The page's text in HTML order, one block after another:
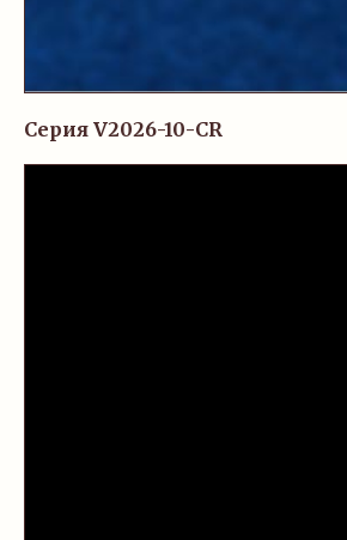
Серия V2026-10-CR